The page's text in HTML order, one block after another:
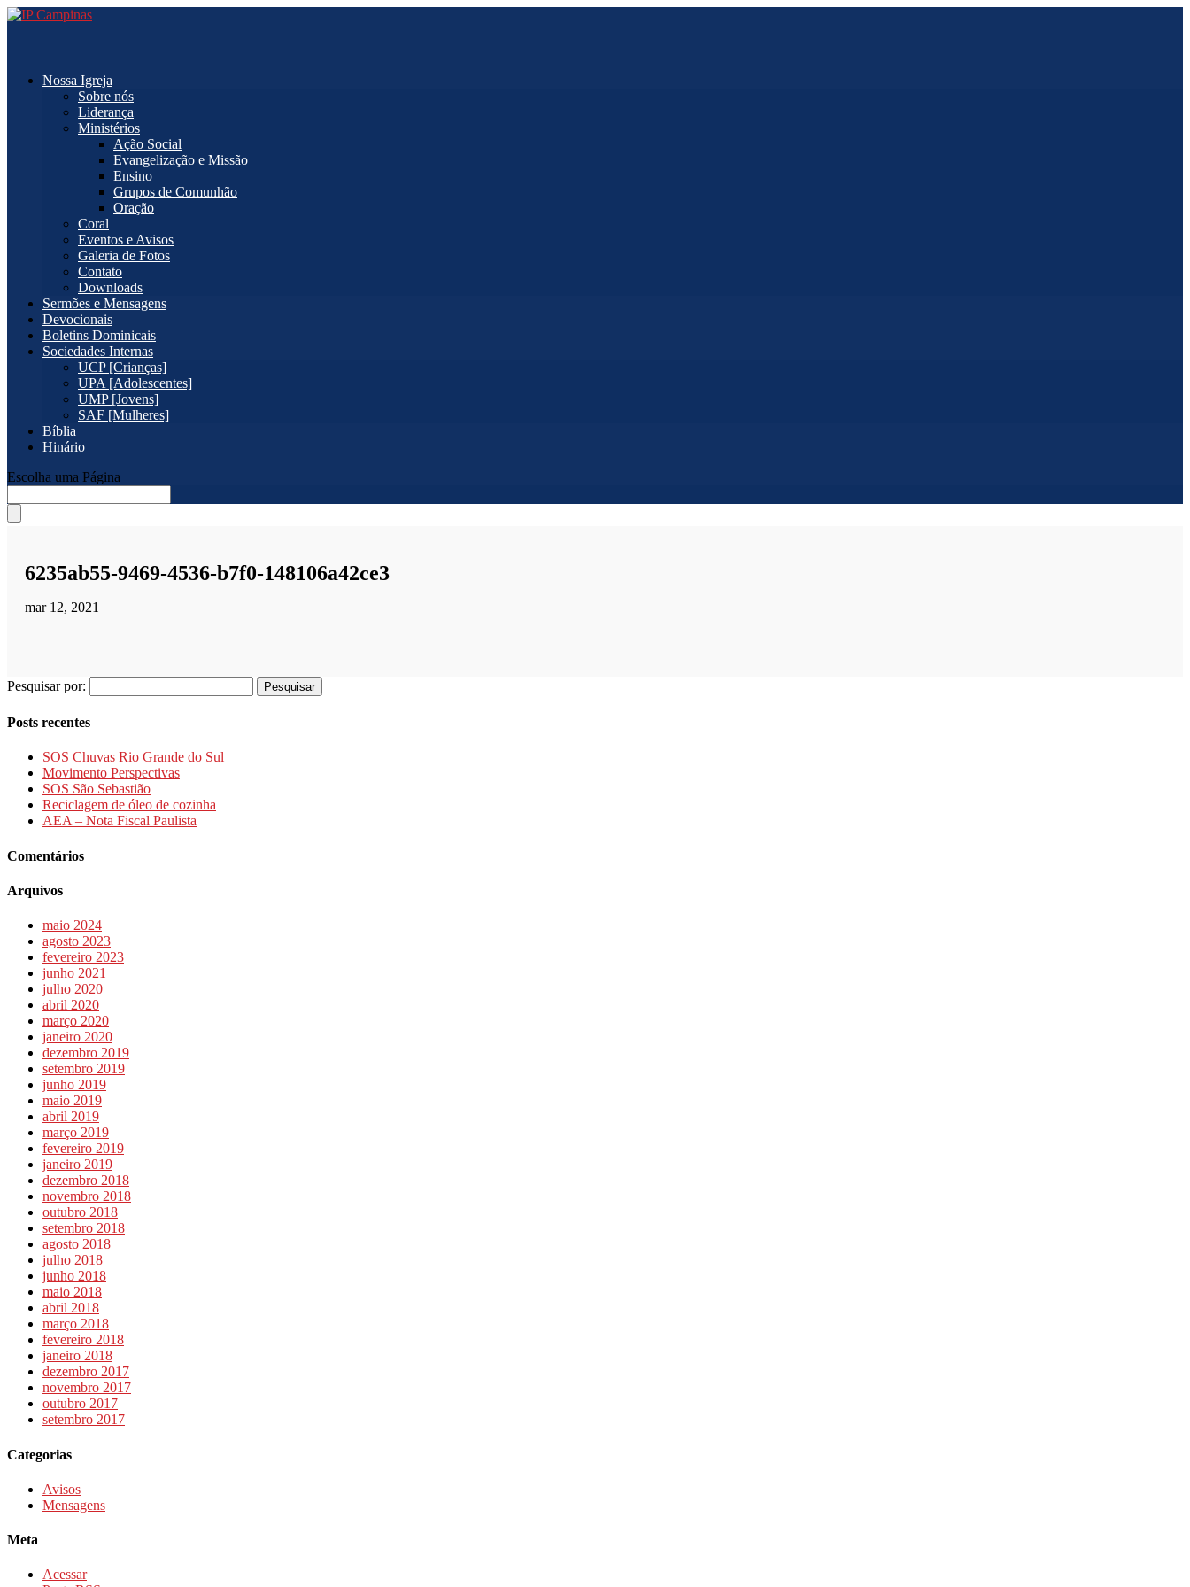
Nossa Igreja
Sobre nós
Liderança
Ministérios
Ação Social
Evangelização e Missão
Ensino
Grupos de Comunhão
Oração
Coral
Eventos e Avisos
Galeria de Fotos
Contato
Downloads
Sermões e Mensagens
Devocionais
Boletins Dominicais
Sociedades Internas
UCP [Crianças]
UPA [Adolescentes]
UMP [Jovens]
SAF [Mulheres]
Bíblia
Hinário
Escolha uma Página
6235ab55-9469-4536-b7f0-148106a42ce3
mar 12, 2021
Pesquisar por:
Posts recentes
SOS Chuvas Rio Grande do Sul
Movimento Perspectivas
SOS São Sebastião
Reciclagem de óleo de cozinha
AEA – Nota Fiscal Paulista
Comentários
Arquivos
maio 2024
agosto 2023
fevereiro 2023
junho 2021
julho 2020
abril 2020
março 2020
janeiro 2020
dezembro 2019
setembro 2019
junho 2019
maio 2019
abril 2019
março 2019
fevereiro 2019
janeiro 2019
dezembro 2018
novembro 2018
outubro 2018
setembro 2018
agosto 2018
julho 2018
junho 2018
maio 2018
abril 2018
março 2018
fevereiro 2018
janeiro 2018
dezembro 2017
novembro 2017
outubro 2017
setembro 2017
Categorias
Avisos
Mensagens
Meta
Acessar